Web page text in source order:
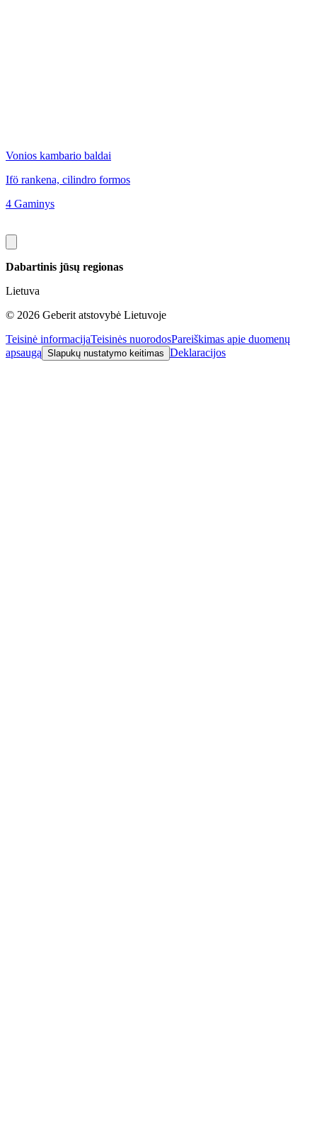
Vonios kambario baldai
Ifö rankena, cilindro formos
4 Gaminys
Dabartinis jūsų regionas
Lietuva
© 2026 Geberit atstovybė Lietuvoje
Teisinė informacijaTeisinės nuorodosPareiškimas apie duomenų
apsaugą Slapukų nustatymo keitimas Deklaracijos